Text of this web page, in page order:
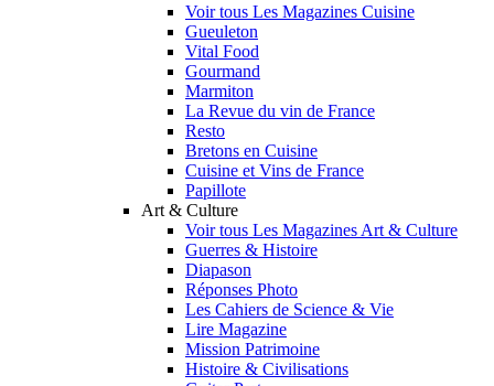
Voir tous Les Magazines Cuisine
Gueuleton
Vital Food
Gourmand
Marmiton
La Revue du vin de France
Resto
Bretons en Cuisine
Cuisine et Vins de France
Papillote
Art & Culture
Voir tous Les Magazines Art & Culture
Guerres & Histoire
Diapason
Réponses Photo
Les Cahiers de Science & Vie
Lire Magazine
Mission Patrimoine
Histoire & Civilisations